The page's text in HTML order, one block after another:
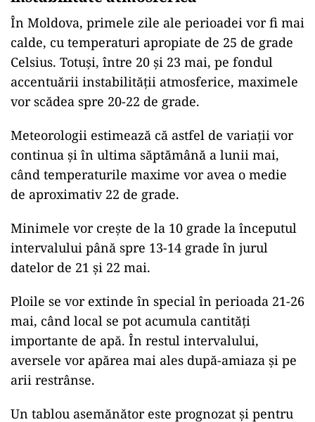
În Moldova, primele zile ale perioadei vor fi mai
calde, cu temperaturi apropiate de 25 de grade
Celsius. Totuși, între 20 și 23 mai, pe fondul
accentuării instabilității atmosferice, maximele
vor scădea spre 20-22 de grade.
Meteorologii estimează că astfel de variații vor
continua și în ultima săptămână a lunii mai,
când temperaturile maxime vor avea o medie
de aproximativ 22 de grade.
Minimele vor crește de la 10 grade la începutul
intervalului până spre 13-14 grade în jurul
datelor de 21 și 22 mai.
Ploile se vor extinde în special în perioada 21-26
mai, când local se pot acumula cantități
importante de apă. În restul intervalului,
aversele vor apărea mai ales după-amiaza și pe
arii restrânse.
Un tablou asemănător este prognozat și pentru